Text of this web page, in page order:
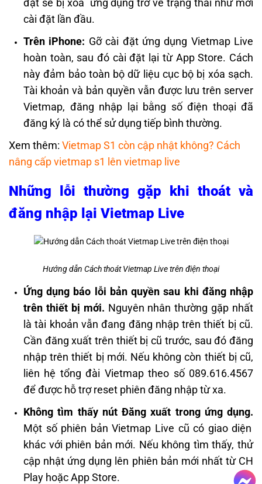
đặt sẽ bị xóa ứng dụng trở về trạng thái như mới
cài đặt lần đầu.
Trên iPhone: Gỡ cài đặt ứng dụng Vietmap Live
hoàn toàn, sau đó cài đặt lại từ App Store. Cách
này đảm bảo toàn bộ dữ liệu cục bộ bị xóa sạch.
Tài khoản và bản quyền vẫn được lưu trên server
Vietmap, đăng nhập lại bằng số điện thoại đã
đăng ký là có thể sử dụng tiếp bình thường.
Xem thêm: Vietmap S1 còn cập nhật không? Cách
nâng cấp vietmap s1 lên vietmap live
Những lỗi thường gặp khi thoát và
đăng nhập lại Vietmap Live
Hướng dẫn Cách thoát Vietmap Live trên điện thoại
Ứng dụng báo lỗi bản quyền sau khi đăng nhập
trên thiết bị mới. Nguyên nhân thường gặp nhất
là tài khoản vẫn đang đăng nhập trên thiết bị cũ.
Cần đăng xuất trên thiết bị cũ trước, sau đó đăng
nhập trên thiết bị mới. Nếu không còn thiết bị cũ,
liên hệ tổng đài Vietmap theo số 089.616.4567
để được hỗ trợ reset phiên đăng nhập từ xa.
Không tìm thấy nút Đăng xuất trong ứng dụng.
Một số phiên bản Vietmap Live cũ có giao diện
khác với phiên bản mới. Nếu không tìm thấy, thử
cập nhật ứng dụng lên phiên bản mới nhất từ CH
Play hoặc App Store.